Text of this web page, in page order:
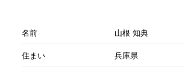
名前
山根 知典
住まい
兵庫県